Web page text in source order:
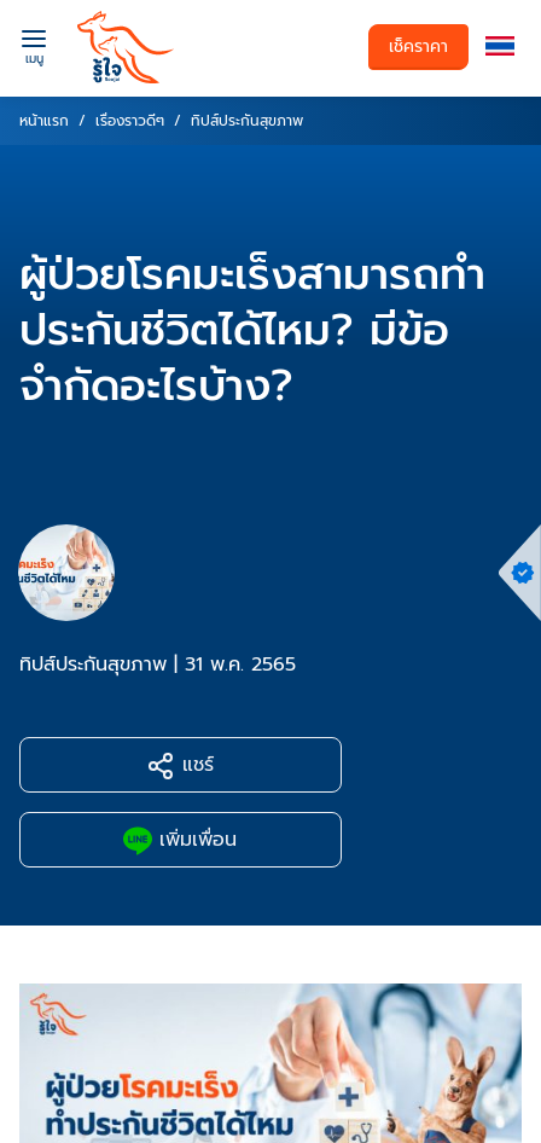
เมนู เช็คราคา
หน้าแรก เรื่องราวดีๆ ทิปส์ประกันสุขภาพ
ผู้ป่วยโรคมะเร็งสามารถทำ
ประกันชีวิตได้ไหม? มีข้อ
จำกัดอะไรบ้าง?
ทิปส์ประกันสุขภาพ | 31 พ.ค. 2565
แชร์
เพิ่มเพื่อน